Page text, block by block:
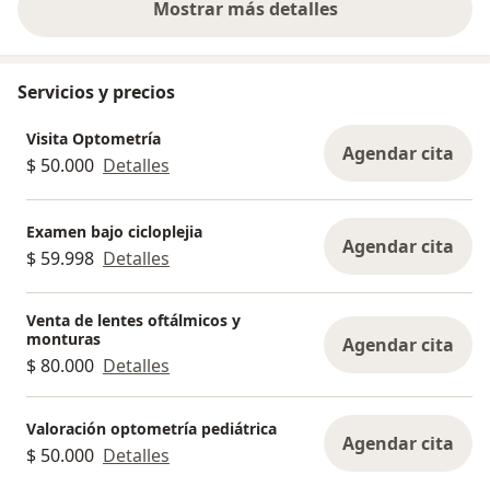
Mostrar más detalles
sobre la experiencia
Servicios y precios
Visita Optometría
$ 50.000 Detalles Agendar cita
Examen bajo cicloplejia
$ 59.998 Detalles Agendar cita
Venta de lentes oftálmicos y
monturas
$ 80.000 Detalles
Agendar cita
Valoración optometría pediátrica
$ 50.000 Detalles Agendar cita